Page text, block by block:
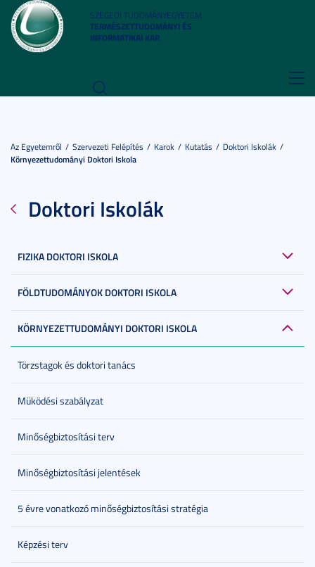
SZEGEDI TUDOMÁNYEGYETEM
TERMÉSZETTUDOMÁNYI ÉS
INFORMATIKAI KAR
Az Egyetemről Szervezeti Felépítés Karok Kutatás
Doktori Iskolák
Környezettudományi Doktori Iskola
Doktori Iskolák
FIZIKA DOKTORI ISKOLA
FÖLDTUDOMÁNYOK DOKTORI ISKOLA
KÖRNYEZETTUDOMÁNYI DOKTORI ISKOLA
Törzstagok és doktori tanács
Müködési szabályzat
Minőségbiztosítási terv
Minőségbiztosítási jelentések
5 évre vonatkozó minőségbiztosítási stratégia
Képzési terv